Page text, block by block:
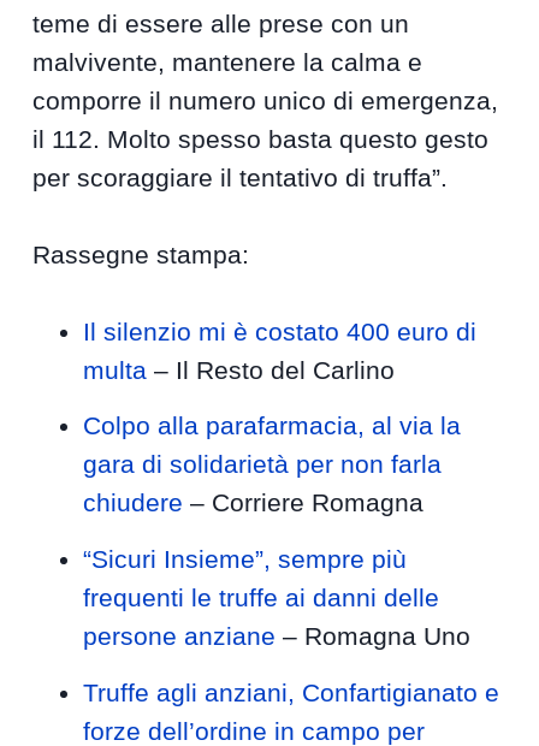
teme di essere alle prese con un
malvivente, mantenere la calma e
comporre il numero unico di emergenza,
il 112. Molto spesso basta questo gesto
per scoraggiare il tentativo di truffa”.
Rassegne stampa:
Il silenzio mi è costato 400 euro di
multa – Il Resto del Carlino
Colpo alla parafarmacia, al via la
gara di solidarietà per non farla
chiudere – Corriere Romagna
“Sicuri Insieme”, sempre più
frequenti le truffe ai danni delle
persone anziane – Romagna Uno
Truffe agli anziani, Confartigianato e
forze dell’ordine in campo per